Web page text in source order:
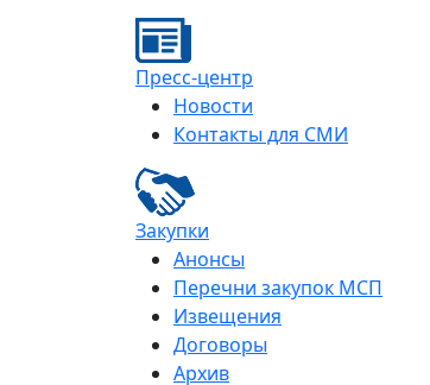
Пресс-центр
Новости
Контакты для СМИ
Закупки
Анонсы
Перечни закупок МСП
Извещения
Договоры
Архив